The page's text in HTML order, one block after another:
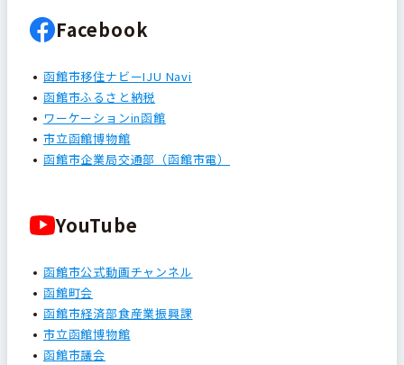
Facebook
函館市移住ナビーIJU Navi
函館市ふるさと納税
ワーケーションin函館
市立函館博物館
函館市企業局交通部（函館市電）
YouTube
函館市公式動画チャンネル
函館町会
函館市経済部食産業振興課
市立函館博物館
函館市議会